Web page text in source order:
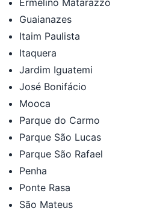
Guaianazes
Itaim Paulista
Itaquera
Jardim Iguatemi
José Bonifácio
Mooca
Parque do Carmo
Parque São Lucas
Parque São Rafael
Penha
Ponte Rasa
São Mateus